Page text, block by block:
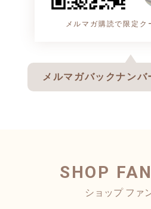
メルマガ購読で限定ク
メルマガバックナンバ
SHOP